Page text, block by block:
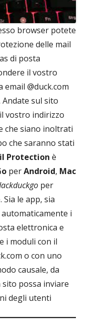
browser potete
delle mail
di posta
il vostro
@duck.com
sul sito
vostro indirizzo
che siano inoltrati
che saranno stati
Protection è
perAndroid, Mac
per
. Sia le app, sia
i
elettronica e
i moduli con il
o con uno
causale, da
possa inviare
degli utenti